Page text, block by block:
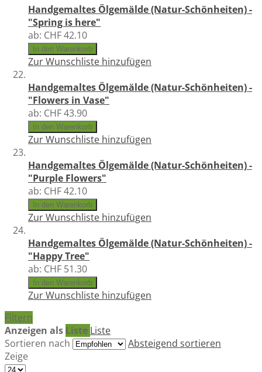
Handgemaltes Ölgemälde (Natur-Schönheiten) -
"Spring is here"
ab: CHF 42.10
In den Warenkorb
Zur Wunschliste hinzufügen
Handgemaltes Ölgemälde (Natur-Schönheiten) -
"Flowers in Vase"
ab: CHF 43.90
In den Warenkorb
Zur Wunschliste hinzufügen
Handgemaltes Ölgemälde (Natur-Schönheiten) -
"Purple Flowers"
ab: CHF 42.10
In den Warenkorb
Zur Wunschliste hinzufügen
Handgemaltes Ölgemälde (Natur-Schönheiten) -
"Happy Tree"
ab: CHF 51.30
In den Warenkorb
Zur Wunschliste hinzufügen
Filtern
Anzeigen als Liste Liste
Sortieren nach
Absteigend sortieren
Zeige